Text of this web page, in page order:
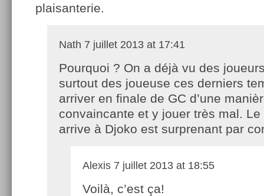
plaisanterie.
Nath 7 juillet 2013 at 17:41
Pourquoi ? On a déjà vu des
surtout des joueuse ces derniers
arriver en finale de GC d’une
convaincante et y jouer très mal.
arrive à Djoko est surprenant par
Alexis 7 juillet 2013 at 18:55
Voilà, c’est ça!